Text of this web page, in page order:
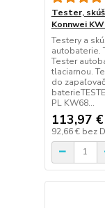
Tester,
Konnwei
Testery a
autobaterie.
Tester
tlaciarnou.
do
PL KW68...
113,97 €
92,66 € bez